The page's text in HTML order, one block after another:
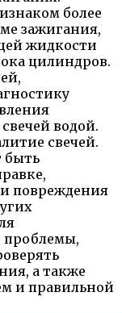
более
зажигания,
жидкости
цилиндров.
водой.
свечей.
быть
повреждения
проблемы,
а также
и правильной